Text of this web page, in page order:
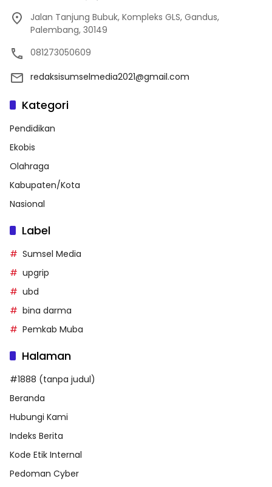
Jalan Tanjung Bubuk, Kompleks GLS, Gandus,
Palembang, 30149
081273050609
redaksisumselmedia2021@gmail.com
Kategori
Pendidikan
Ekobis
Olahraga
Kabupaten/Kota
Nasional
Label
Sumsel Media
upgrip
ubd
bina darma
Pemkab Muba
Halaman
#1888 (tanpa judul)
Beranda
Hubungi Kami
Indeks Berita
Kode Etik Internal
Pedoman Cyber